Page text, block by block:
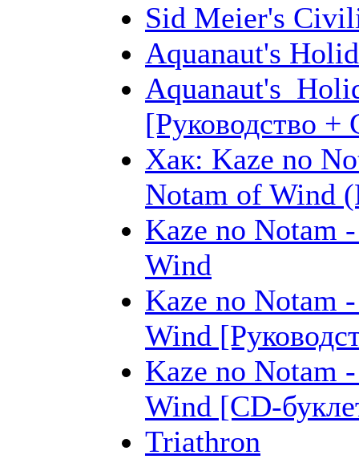
Sid Meier's
Aquanaut's
[Руководство +
Хак: Kaze no
Notam of Wind
Kaze no Notam
Wind
Kaze no Notam
Wind
Kaze no Notam
Wind [CD-
Triathron